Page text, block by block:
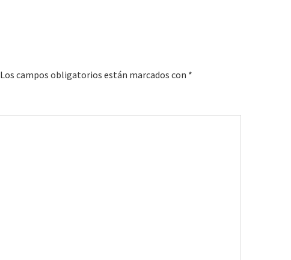
Los campos obligatorios están marcados con *